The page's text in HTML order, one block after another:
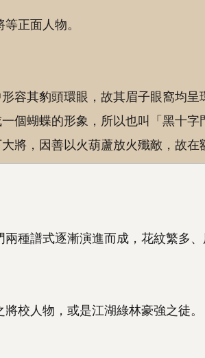
正面人物。
形容其豹頭環眼，故其眉子眼窩均
個蝴蝶的形象，所以也叫「黑十字
將，因善以火葫蘆放火殲敵，故在
兩種譜式逐漸演進而成，花紋繁多
校人物，或是江湖綠林豪強之徒。